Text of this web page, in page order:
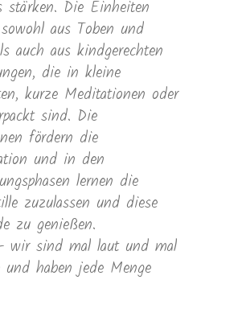
stärken. Die Einheiten
aus Toben und
auch aus kindgerechten
die in kleine
kurze Meditationen oder
sind. Die
fördern die
und in den
lernen die
zuzulassen und diese
zu genießen.
wir sind mal laut und mal
und haben jede Menge